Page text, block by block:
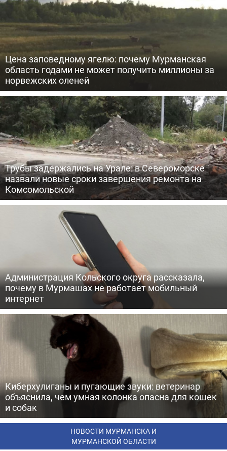
Цена заповедному ягелю: почему Мурманская
область годами не может получить миллионы за
норвежских оленей
Трубы задержались на Урале: в Североморске
назвали новые сроки завершения ремонта на
Комсомольской
Администрация Кольского округа рассказала,
почему в Мурмашах не работает мобильный
интернет
Киберхулиганы и пугающие звуки: ветеринар
объяснила, чем умная колонка опасна для кошек
и собак
НОВОСТИ МУРМАНСКА И
МУРМАНСКОЙ ОБЛАСТИ